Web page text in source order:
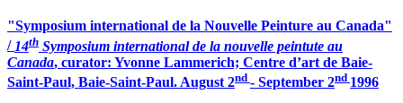
"Symposium international de la Nouvelle Peinture au Canada"
/ 14th Symposium international de la nouvelle peintute au
Canada, curator: Yvonne Lammerich; Centre d’art de Baie-
Saint-Paul, Baie-Saint-Paul. August 2nd - September 2nd 1996